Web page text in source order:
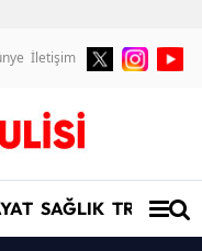
İletişim
SAĞLIK TRAFİK/